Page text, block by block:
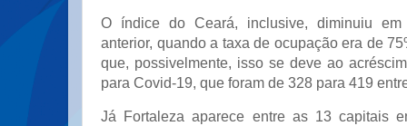
O índice do Ceará, inclusive, diminuiu
anterior, quando a taxa de ocupação era de
que, possivelmente, isso se deve ao
para Covid-19, que foram de 328 para 419
Já Fortaleza aparece entre as 13 capitais